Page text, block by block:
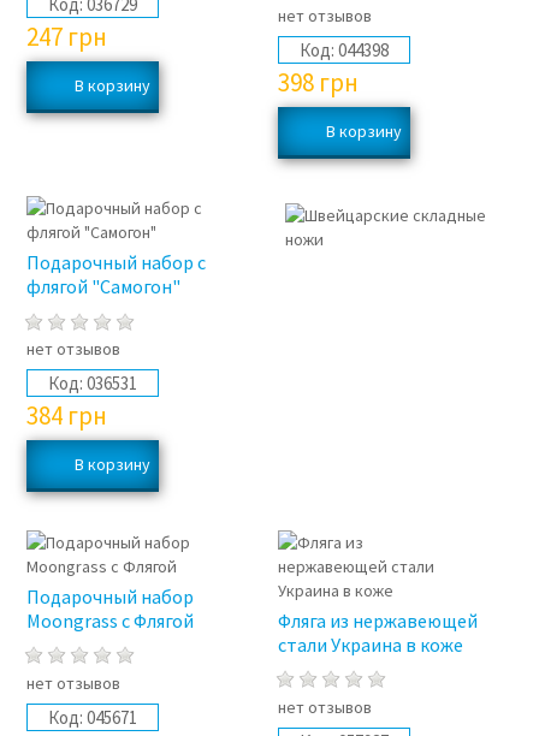
Код: 036729
247 грн
нет отзывов
Код: 044398
398 грн
Подарочный набор с
флягой "Самогон"
нет отзывов
Код: 036531
384 грн
Подарочный набор
Moongrass с Флягой
нет отзывов
Код: 045671
Фляга из нержавеющей
стали Украина в коже
нет отзывов